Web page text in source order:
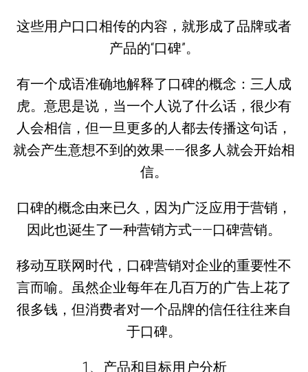
这些用户口口相传的内容，就形成了品牌或者
产品的“口碑”。
有一个成语准确地解释了口碑的概念：三人成
虎。意思是说，当一个人说了什么话，很少有
人会相信，但一旦更多的人都去传播这句话，
就会产生意想不到的效果——很多人就会开始相
信。
口碑的概念由来已久，因为广泛应用于营销，
因此也诞生了一种营销方式——口碑营销。
移动互联网时代，口碑营销对企业的重要性不
言而喻。虽然企业每年在几百万的广告上花了
很多钱，但消费者对一个品牌的信任往往来自
于口碑。
1、产品和目标用户分析